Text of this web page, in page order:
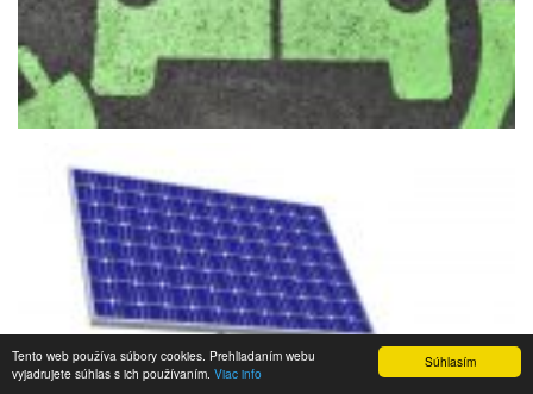
Súhlasím
Tento web používa súbory cookies. Prehliadaním webu
vyjadrujete súhlas s ich používaním. Viac info